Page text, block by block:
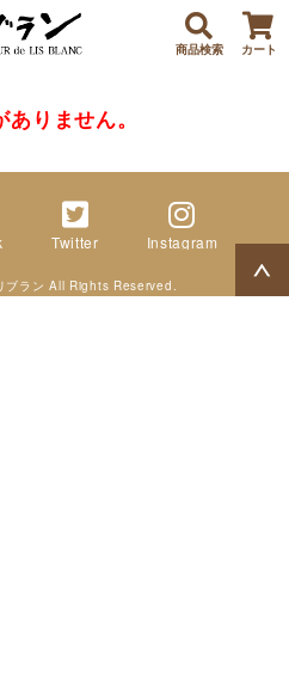
商品検索 カート
りません。
Twitter Instagram
ブラン All Rights Reserved.